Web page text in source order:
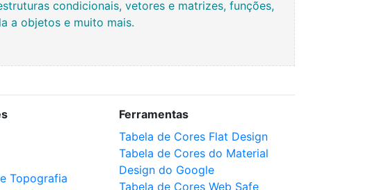
condicionais, vetores e matrizes, funções,
a objetos e muito mais.
Topografia
Ferramentas
Tabela de Cores Flat Design
Tabela de Cores do Material
Design do Google
Tabela de Cores Web Safe